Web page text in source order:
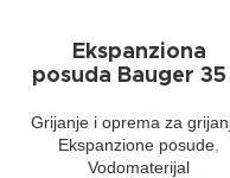
Ekspanziona
posuda Bauger 35
Grijanje i oprema za
Ekspanzione posude
Vodomaterijal